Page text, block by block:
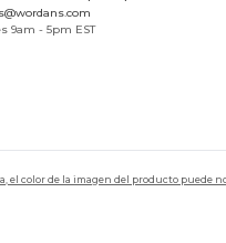
9am - 5pm EST
el color de la imagen del producto puede